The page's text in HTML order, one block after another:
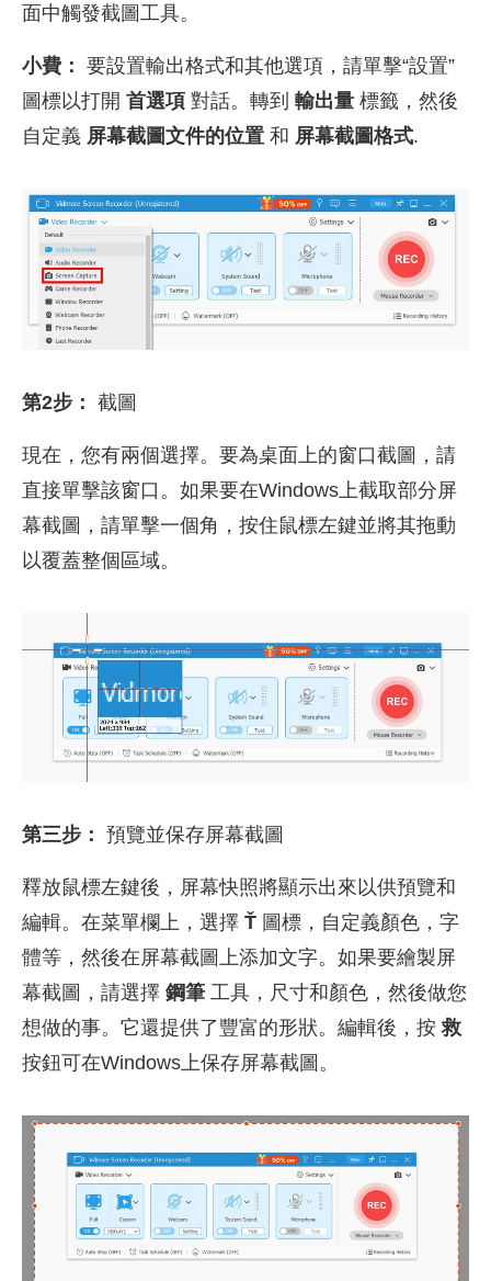
面中觸發截圖工具。
小費： 要設置輸出格式和其他選項，請單擊“設置”
圖標以打開 首選項 對話。轉到 輸出量 標籤，然後
自定義 屏幕截圖文件的位置 和 屏幕截圖格式.
第2步： 截圖
現在，您有兩個選擇。要為桌面上的窗口截圖，請
直接單擊該窗口。如果要在Windows上截取部分屏
幕截圖，請單擊一個角，按住鼠標左鍵並將其拖動
以覆蓋整個區域。
第三步： 預覽並保存屏幕截圖
釋放鼠標左鍵後，屏幕快照將顯示出來以供預覽和
編輯。在菜單欄上，選擇 Ť 圖標，自定義顏色，字
體等，然後在屏幕截圖上添加文字。如果要繪製屏
幕截圖，請選擇 鋼筆 工具，尺寸和顏色，然後做您
想做的事。它還提供了豐富的形狀。編輯後，按救
按鈕可在Windows上保存屏幕截圖。